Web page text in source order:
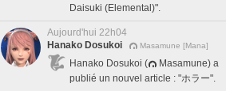
Daisuki (Elemental)".
Aujourd'hui 22h04
Hanako Dosukoi
Masamune [Mana]
Hanako Dosukoi (
Masamune) a
publié un nouvel article : "ホラー".